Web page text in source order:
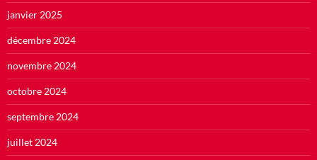
janvier 2025
décembre 2024
novembre 2024
octobre 2024
septembre 2024
juillet 2024